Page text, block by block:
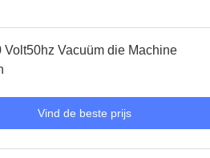
Volt50hz Vacuüm die Machine
Vind de beste prijs